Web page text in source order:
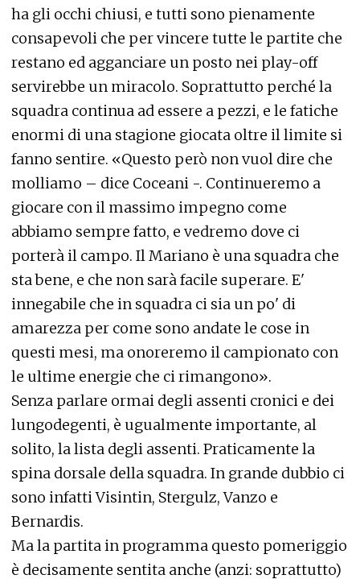
ha gli occhi chiusi, e tutti sono pienamente
consapevoli che per vincere tutte le partite che
restano ed agganciare un posto nei play-off
servirebbe un miracolo. Soprattutto perché la
squadra continua ad essere a pezzi, e le fatiche
enormi di una stagione giocata oltre il limite si
fanno sentire. «Questo però non vuol dire che
molliamo – dice Coceani -. Continueremo a
giocare con il massimo impegno come
abbiamo sempre fatto, e vedremo dove ci
porterà il campo. Il Mariano è una squadra che
sta bene, e che non sarà facile superare. E'
innegabile che in squadra ci sia un po' di
amarezza per come sono andate le cose in
questi mesi, ma onoreremo il campionato con
le ultime energie che ci rimangono».
Senza parlare ormai degli assenti cronici e dei
lungodegenti, è ugualmente importante, al
solito, la lista degli assenti. Praticamente la
spina dorsale della squadra. In grande dubbio ci
sono infatti Visintin, Stergulz, Vanzo e
Bernardis.
Ma la partita in programma questo pomeriggio
è decisamente sentita anche (anzi: soprattutto)